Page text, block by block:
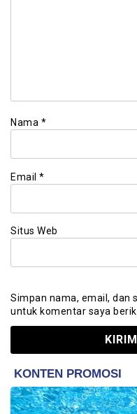
Nama *
Email *
Situs Web
Simpan nama, email, dan
untuk komentar saya